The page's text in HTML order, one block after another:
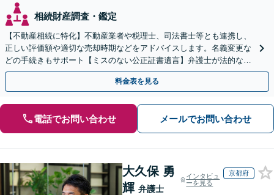
相続財産調査・鑑定
【不動産相続に特化】不動産業者や税理士、司法書士等とも連携し、
正しい評価額や適切な売却時期などをアドバイスします。名義変更な
どの手続きもサポート【ミスのない公正証書遺言】弁護士が法的な観
点から遺言書を作成します。
料金表を見る
電話でお問い合わせ メールでお問い合わせ
大久保 勇
輝 弁護士
インタビュ
ーを見る
京都府